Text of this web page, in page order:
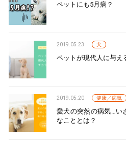
ペットにも5月病？
2019.05.23 犬
ペットが現代人に与え
2019.05.20 健康／病気
愛犬の突然の病気…い
なこととは？